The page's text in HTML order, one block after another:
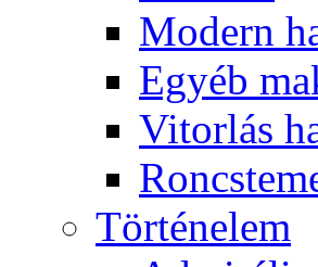
Modern
Egyéb
Vitorlás
Történelem